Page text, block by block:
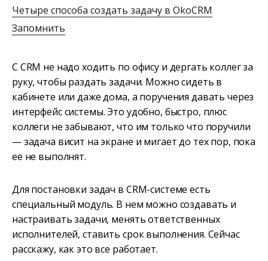
Четыре способа создать задачу в OkoCRM
Запомнить
С CRM не надо ходить по офису и дергать коллег за
руку, чтобы раздать задачи. Можно сидеть в
кабинете или даже дома, а поручения давать через
интерфейс системы. Это удобно, быстро, плюс
коллеги не забывают, что им только что поручили
— задача висит на экране и мигает до тех пор, пока
ее не выполнят.
Для постановки задач в CRM-системе есть
специальный модуль. В нем можно создавать и
настраивать задачи, менять ответственных
исполнителей, ставить срок выполнения. Сейчас
расскажу, как это все работает.